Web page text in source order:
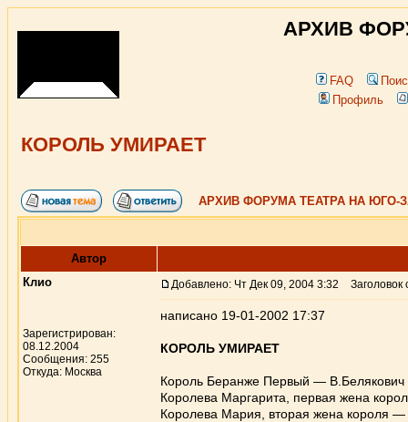
АРХИВ
FAQ
Профиль
КОРОЛЬ УМИРАЕТ
АРХИВ ФОРУМА ТЕАТРА НА ЮГО-
Автор
Клио
Зарегистрирован:
08.12.2004
Сообщения: 255
Откуда: Москва
Добавлено: Чт Дек 09, 2004 3:32
написано 19-01-2002 17:37
КОРОЛЬ УМИРАЕТ
Король Беранже Первый — В.Белякович
Королева Маргарита, первая жена
Королева Мария, вторая жена короля